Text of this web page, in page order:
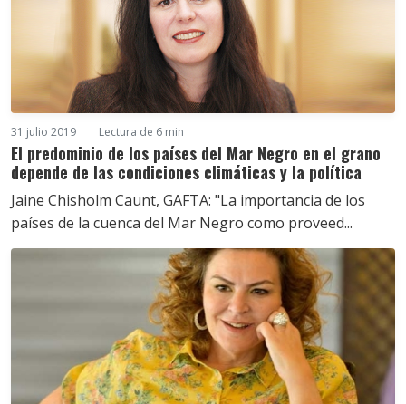
31 julio 2019 Lectura de 6 min
El predominio de los países del Mar Negro en el grano
depende de las condiciones climáticas y la política
Jaine Chisholm Caunt, GAFTA: "La importancia de los
países de la cuenca del Mar Negro como proveed...